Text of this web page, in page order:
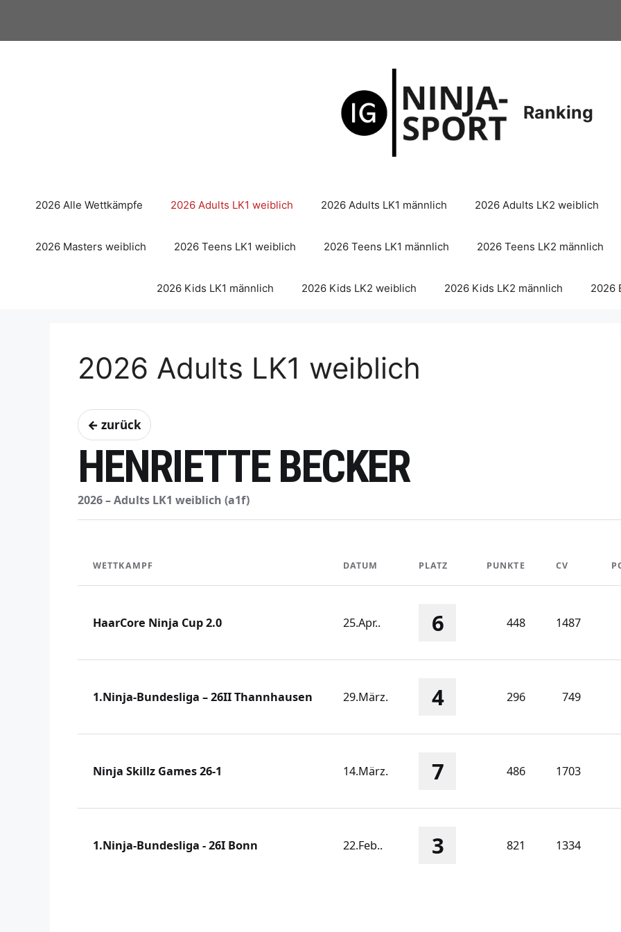
springen
Ranking
2026 Alle Wettkämpfe 2026 Adults LK1 weiblich 2026 Adults LK1 männlich 2026 Adults LK2 weiblich
2026 Masters weiblich 2026 Teens LK1 weiblich 2026 Teens LK1 männlich 2026 Teens LK2 männlich
2026 Kids LK1 männlich 2026 Kids LK2 weiblich 2026 Kids LK2 männlich 2026
2026 Adults LK1 weiblich
← zurück
HENRIETTE BECKER
2026 – Adults LK1 weiblich (a1f)
WETTKAMPF DATUM PLATZ PUNKTE CV
HaarCore Ninja Cup 2.0 25.Apr.. 6 448 1487
1.Ninja-Bundesliga – 26II Thannhausen 29.März. 4 296 749
Ninja Skillz Games 26-1 14.März. 7 486 1703
1.Ninja-Bundesliga - 26I Bonn 22.Feb.. 3 821 1334